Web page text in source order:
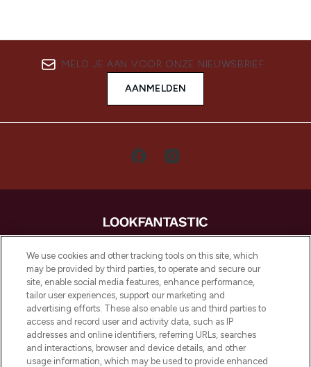
MELD JE AAN VOOR ONZE NIEUWSBRIEF
AANMELDEN
LOOKFANTASTIC is de ultieme online
beautybestemming van Europa, met de
beste huidverzorging, haarproducten en
make-up van meer dan 200 topmerken.
Shop online of via de app, met gratis
verzending vanaf €40.
Cookie-toestemming
We use cookies and other tracking tools on this site, which
may be provided by third parties, to operate and secure our
site, enable social media features, enhance performance,
tailor user experiences, support our marketing and
advertising efforts. These also enable us and third parties to
access and record user and activity data, such as IP
addresses and online identifiers, referring URLs, searches
and interactions, browser and device details, and other
usage information, which may be used to provide enhanced